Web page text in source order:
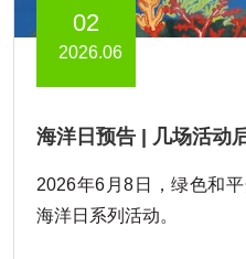
02
2026.06
海洋日预告 | 几场活动
2026年6月8日，绿色和
海洋日系列活动。